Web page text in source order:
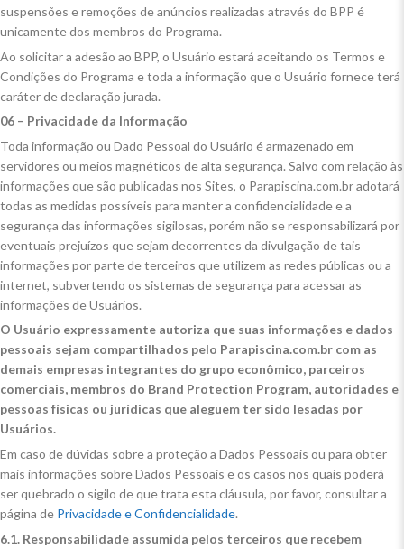
suspensões e remoções de anúncios realizadas através do BPP é
unicamente dos membros do Programa.
Ao solicitar a adesão ao BPP, o Usuário estará aceitando os Termos e
Condições do Programa e toda a informação que o Usuário fornece terá
caráter de declaração jurada.
06 – Privacidade da Informação
Toda informação ou Dado Pessoal do Usuário é armazenado em
servidores ou meios magnéticos de alta segurança. Salvo com relação às
informações que são publicadas nos Sites, o Parapiscina.com.br adotará
todas as medidas possíveis para manter a confidencialidade e a
segurança das informações sigilosas, porém não se responsabilizará por
eventuais prejuízos que sejam decorrentes da divulgação de tais
informações por parte de terceiros que utilizem as redes públicas ou a
internet, subvertendo os sistemas de segurança para acessar as
informações de Usuários.
O Usuário expressamente autoriza que suas informações e dados
pessoais sejam compartilhados pelo Parapiscina.com.br com as
demais empresas integrantes do grupo econômico, parceiros
comerciais, membros do Brand Protection Program, autoridades e
pessoas físicas ou jurídicas que aleguem ter sido lesadas por
Usuários.
Em caso de dúvidas sobre a proteção a Dados Pessoais ou para obter
mais informações sobre Dados Pessoais e os casos nos quais poderá
ser quebrado o sigilo de que trata esta cláusula, por favor, consultar a
página de Privacidade e Confidencialidade.
6.1. Responsabilidade assumida pelos terceiros que recebem